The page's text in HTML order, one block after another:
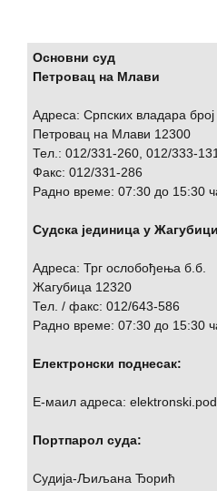
Основни суд
Петровац на Млави
Адреса: Српских владара број
Петровац на Млави 12300
Тел.: 012/331-260, 012/333-131
Факс: 012/331-286
Радно време: 07:30 до 15:30
Судска јединица у Жагубици
Адреса: Трг ослобођења б.б.
Жагубица 12320
Тел. / факс: 012/643-586
Радно време: 07:30 до 15:30
Електронски поднесак:
Е-маил адреса:
Портпарол суда:
Судија-Љиљана Ђорић